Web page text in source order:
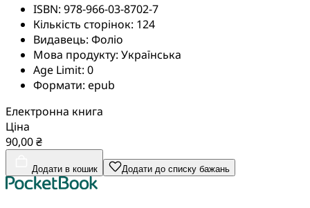
ISBN: 978-966-03-8702-7
Кількість сторінок: 124
Видавець: Фоліо
Мова продукту: Українська
Age Limit: 0
Формати: epub
Електронна книга
Ціна
90,00 ₴
Додати в кошик Додати до списку бажань